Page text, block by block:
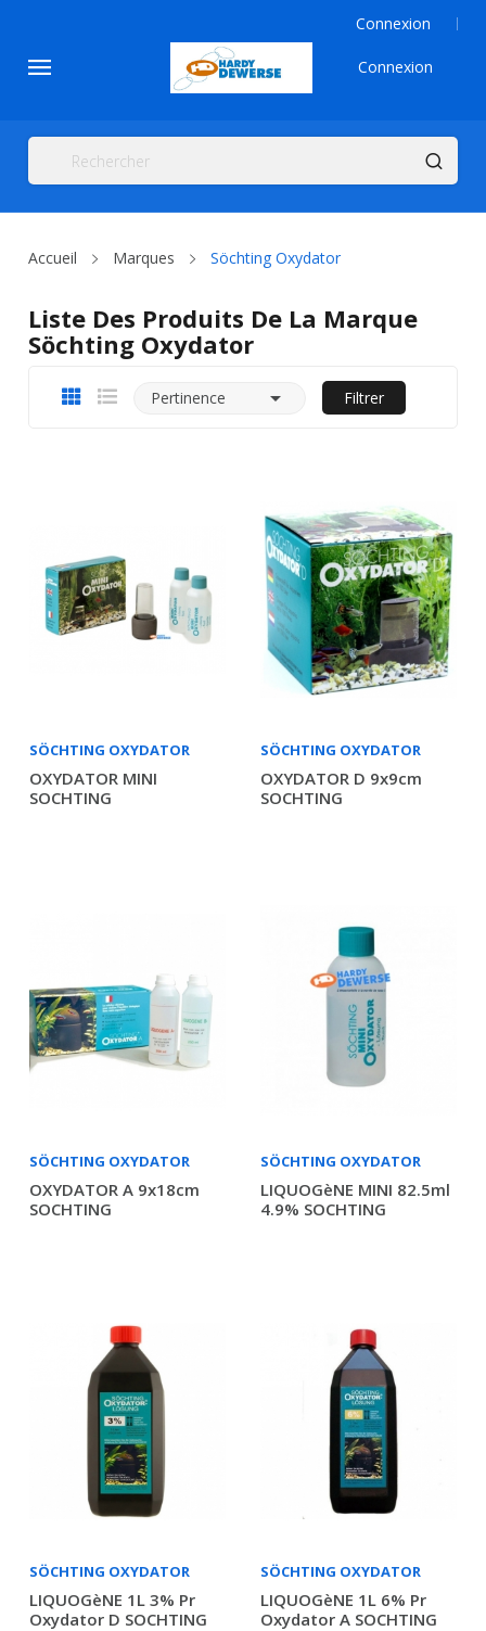
Connexion
Connexion
Accueil Marques Söchting Oxydator
Liste Des Produits De La Marque
Söchting Oxydator
Pertinence  Filtrer
SÖCHTING OXYDATOR
OXYDATOR MINI
SOCHTING
SÖCHTING OXYDATOR
OXYDATOR D 9x9cm
SOCHTING
SÖCHTING OXYDATOR
OXYDATOR A 9x18cm
SOCHTING
SÖCHTING OXYDATOR
LIQUOGèNE MINI 82.5ml
4.9% SOCHTING
SÖCHTING OXYDATOR
LIQUOGèNE 1L 3% Pr
Oxydator D SOCHTING
SÖCHTING OXYDATOR
LIQUOGèNE 1L 6% Pr
Oxydator A SOCHTING